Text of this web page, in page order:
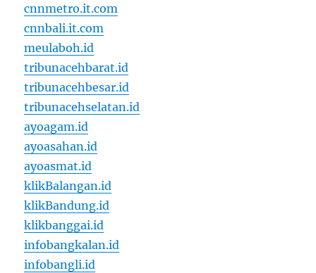
cnnmetro.it.com
cnnbali.it.com
meulaboh.id
tribunacehbarat.id
tribunacehbesar.id
tribunacehselatan.id
ayoagam.id
ayoasahan.id
ayoasmat.id
klikBalangan.id
klikBandung.id
klikbanggai.id
infobangkalan.id
infobangli.id